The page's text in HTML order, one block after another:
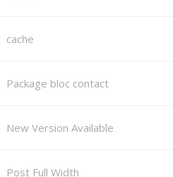
cache
Package bloc contact
New Version Available
Post Full Width